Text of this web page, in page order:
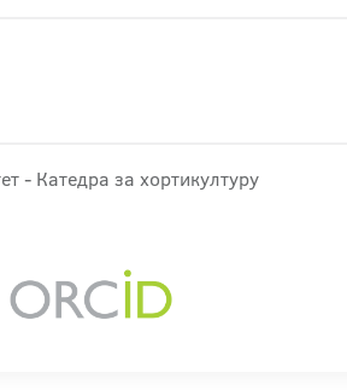
- Катедра за хортикултуру